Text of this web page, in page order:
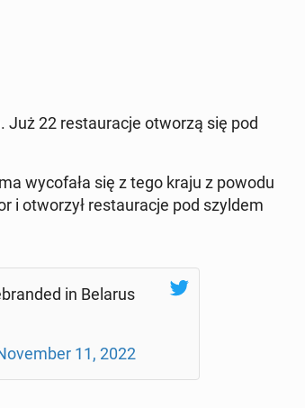
22 re­stau­ra­cje otworzą się pod
wy­co­fa­ła się z tego kraju z powodu
i otwo­rzył re­stau­ra­cje pod szyldem
in Belarus
11, 2022